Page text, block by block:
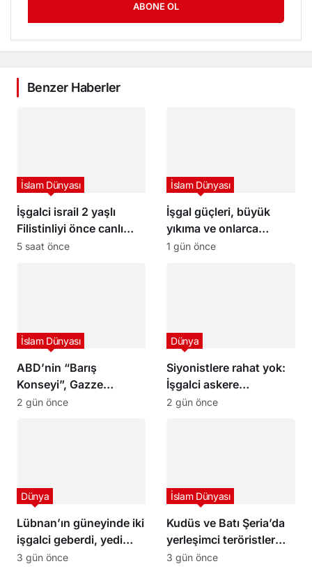
ABONE OL
Benzer Haberler
İşgalci israil 2 yaşlı
Filistinliyi önce canlı
kalkan olarak kullandı,
İslam Dünyası
5 saat önce
İşgal güçleri, büyük
yıkıma ve onlarca
kişinin gözaltına alındığı
İslam Dünyası
1 gün önce
ABD’nin “Barış
Konseyi”, Gazze
Şeridi’nin güneyinde ilk
İslam Dünyası
2 gün önce
Siyonistlere rahat yok:
İşgalci askere
Filipinler’de saldırı
Dünya
2 gün önce
Lübnan’ın güneyinde iki
işgalci geberdi, yedi
işgalci yaralandı
Dünya
3 gün önce
Kudüs ve Batı Şeria’da
yerleşimci teröristler
tarafından geniş çaplı
İslam Dünyası
3 gün önce